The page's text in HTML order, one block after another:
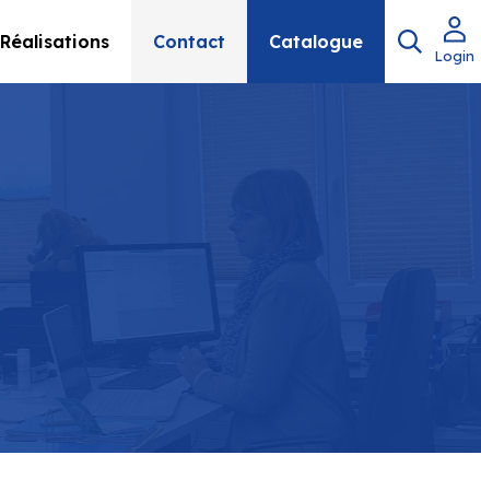
Réalisations Contact Catalogue
Login